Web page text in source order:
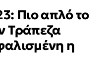
Πιο απλό το
Τράπεζα
η